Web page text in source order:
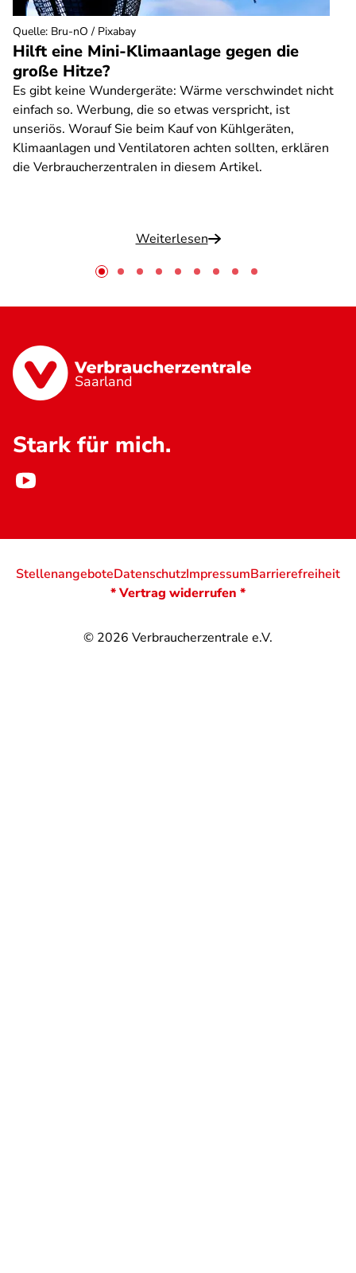
Hilft eine Mini-Klimaanlage gegen die
große Hitze?
Es gibt keine Wundergeräte: Wärme verschwindet nicht
einfach so. Werbung, die so etwas verspricht, ist
unseriös. Worauf Sie beim Kauf von Kühlgeräten,
Klimaanlagen und Ventilatoren achten sollten, erklären
die Verbraucherzentralen in diesem Artikel.
Weiterlesen
Quelle: Bru-nO / Pixabay
Saarland
Stark für mich.
© 2026 Verbraucherzentrale e.V.
StellenangeboteDatenschutzImpressumBarrierefreiheit
* Vertrag widerrufen *